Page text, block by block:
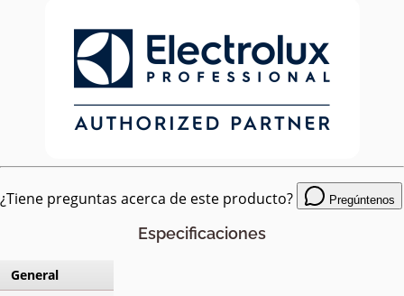
¿Tiene preguntas acerca de este producto? Pregúntenos
Especificaciones
General